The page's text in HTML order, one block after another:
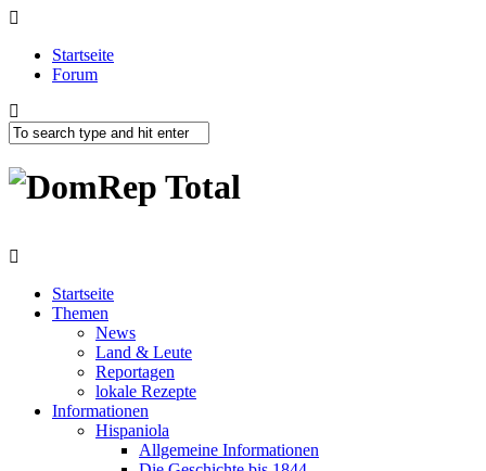
Startseite
Forum
Startseite
Themen
News
Land & Leute
Reportagen
lokale Rezepte
Informationen
Hispaniola
Allgemeine Informationen